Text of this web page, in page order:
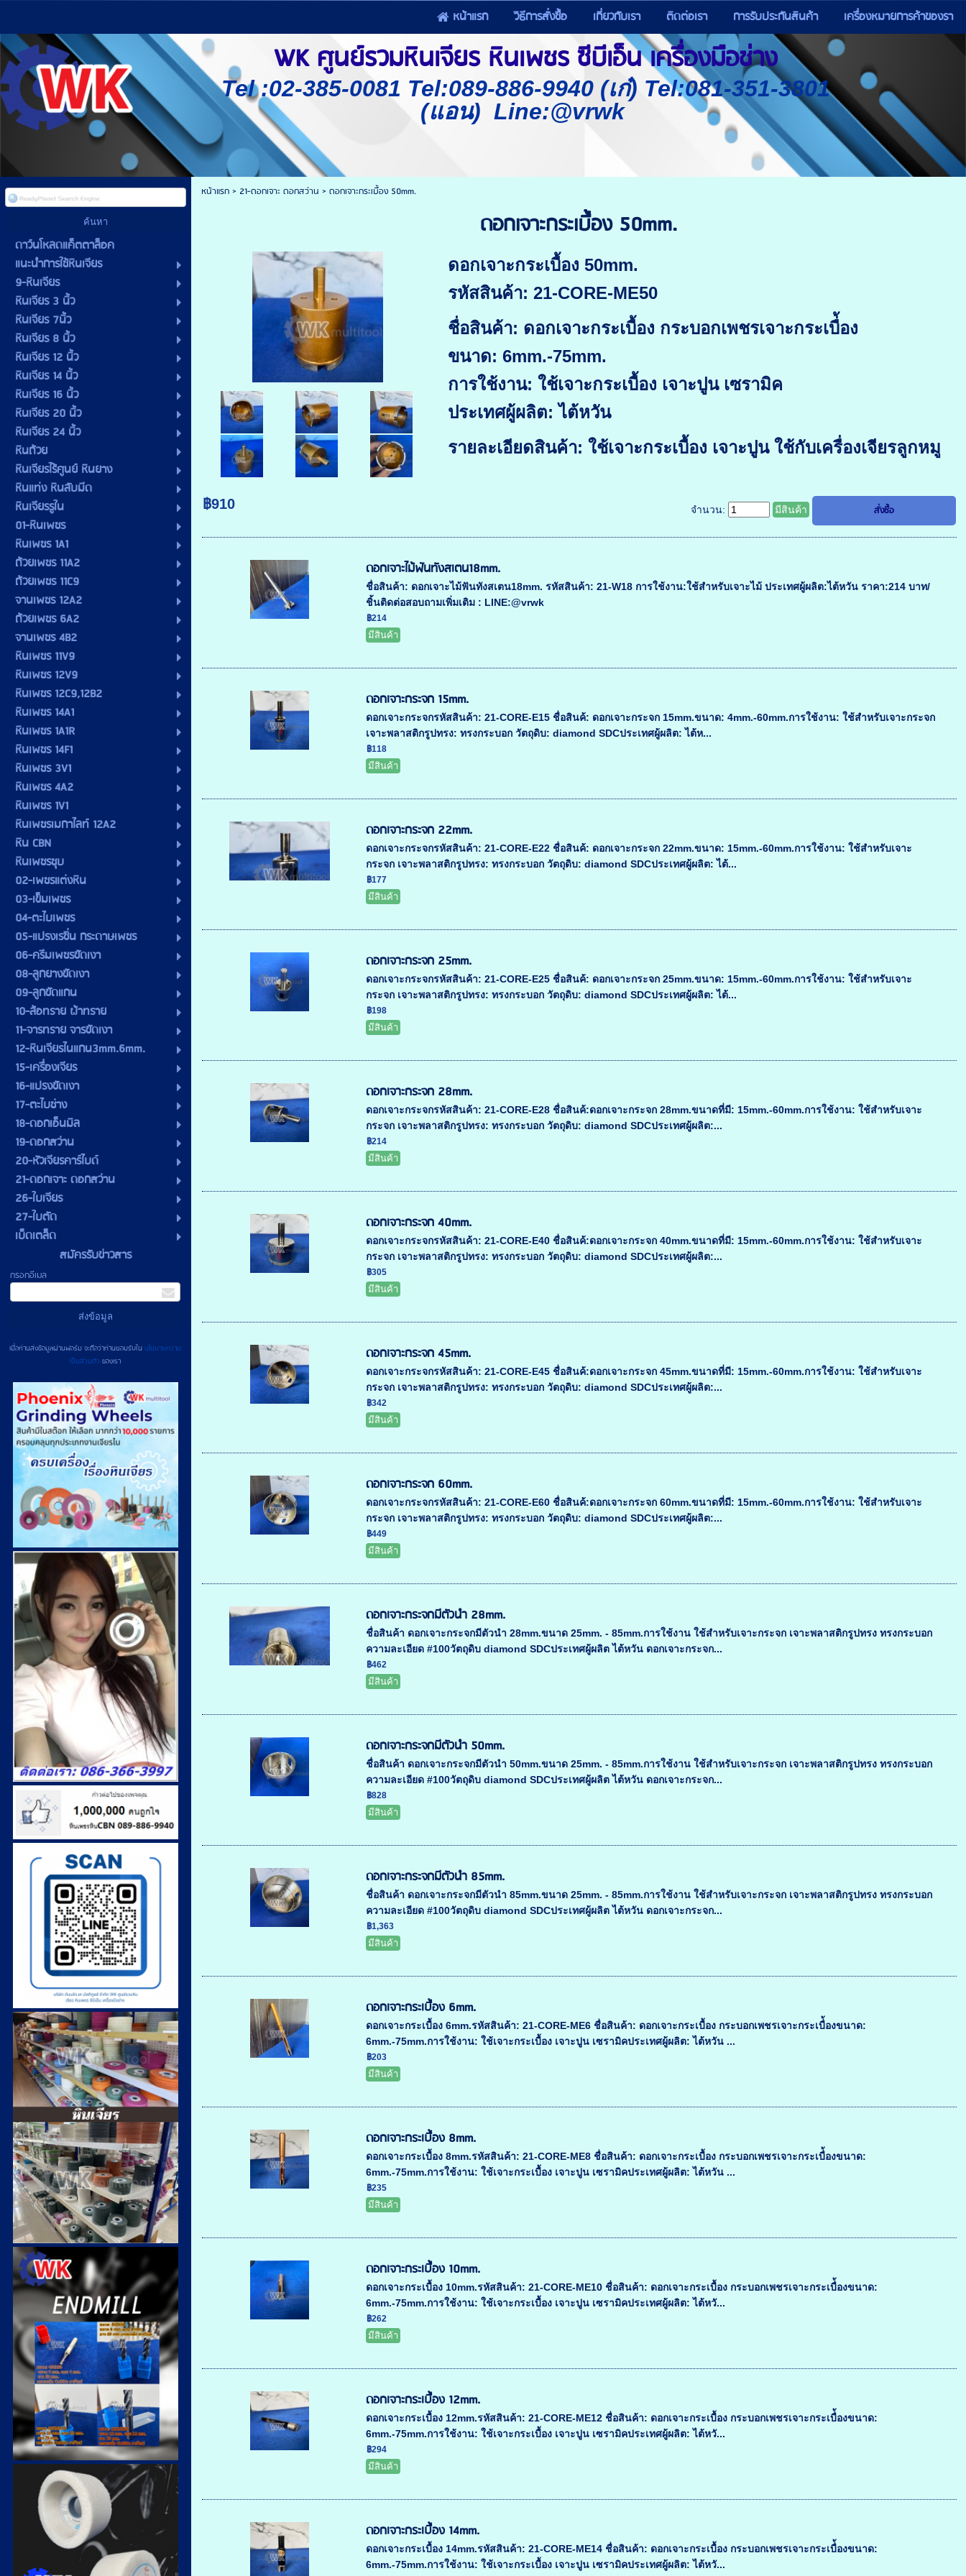
หน้าแรก วิธีการสั่งซื้อ เกี่ยวกับเรา ติดต่อเรา การรับประกันสินค้า เครื่องหมายการค้าของรา
WK ศูนย์รวมหินเจียร หินเพชร ซีบีเอ็น เครื่องมือช่าง
Tel :02-385-0081 Tel:089-886-9940 (เก๋) Tel:081-351-3801
(แอน) Line:@vrwk
ดาว์นโหลดแค็ตตาล็อค
แนะนำการใช้หินเจียร
9-หินเจียร
หินเจียร 3 นิ้ว
หินเจียร 7นิ้ว
หินเจียร 8 นิ้ว
หินเจียร 12 นิ้ว
หินเจียร 14 นิ้ว
หินเจียร 16 นิ้ว
หินเจียร 20 นิ้ว
หินเจียร 24 นิ้ว
หินถ้วย
หินเจียรไร้ศูนย์ หินยาง
หินแท่ง หินลับมีด
หินเจียรรูใน
01-หินเพชร
หินเพชร 1A1
ถ้วยเพชร 11A2
ถ้วยเพชร 11C9
จานเพชร 12A2
ถ้วยเพชร 6A2
จานเพชร 4B2
หินเพชร 11V9
หินเพชร 12V9
หินเพชร 12C9,12B2
หินเพชร 14A1
หินเพชร 1A1R
หินเพชร 14F1
หินเพชร 3V1
หินเพชร 4A2
หินเพชร 1V1
หินเพชรเมกาไลท์ 12A2
หิน CBN
หินเพชรชุบ
02-เพชรแต่งหิน
03-เข็มเพชร
04-ตะไบเพชร
05-แปรงเรซิ่น กระดาษเพชร
06-ครีมเพชรขัดเงา
08-ลูกยางขัดเงา
09-ลูกขัดแกน
10-ล้อทราย ผ้าทราย
11-จารทราย จารขัดเงา
12-หินเจียรไนแกน3mm.6mm.
15-เครื่องเจียร
16-แปรงขัดเงา
17-ตะไบช่าง
18-ดอกเอ็นมิล
19-ดอกสว่าน
20-หัวเจียรคาร์ไบด์
21-ดอกเจาะ ดอกสว่าน
26-ใบเจียร
27-ใบตัด
เบ็ดเตล็ด
สมัครรับข่าวสาร
กรอกอีเมล
เมื่อท่านส่งข้อมูลผ่านฟอร์ม จะถือว่าท่านยอมรับในนโยบายความ
เป็นส่วนตัวของเรา
หน้าแรก> 21-ดอกเจาะ ดอกสว่าน > ดอกเจาะกระเบื้อง 50mm.
ดอกเจาะกระเบื้อง 50mm.
ดอกเจาะกระเบื้อง 50mm.
รหัสสินค้า: 21-CORE-ME50
ชื่อสินค้า: ดอกเจาะกระเบื้อง กระบอกเพชรเจาะกระเบื่้อง
ขนาด: 6mm.-75mm.
การใช้งาน: ใช้เจาะกระเบื้อง เจาะปูน เซรามิค
ประเทศผู้ผลิต: ไต้หวัน
รายละเอียดสินค้า: ใช้เจาะกระเบื้อง เจาะปูน ใช้กับเครื่องเจียรลูกหมู
฿910 จำนวน: มีสินค้า
ดอกเจาะไม้ฟันทังสเตน18mm.
ชื่อสินค้า: ดอกเจาะไม้ฟันทังสเตน18mm. รหัสสินค้า: 21-W18 การใช้งาน:ใช้สำหรับเจาะไม้ ประเทศผู้ผลิต:ไต้หวัน ราคา:214 บาท/
ชิ้นติดต่อสอบถามเพิ่มเติม : LINE:@vrwk
฿214
มีสินค้า
ดอกเจาะกระจก 15mm.
ดอกเจาะกระจกรหัสสินค้า: 21-CORE-E15 ชื่อสินค้: ดอกเจาะกระจก 15mm.ขนาด: 4mm.-60mm.การใช้งาน: ใช้สำหรับเจาะกระจก
เจาะพลาสติกรูปทรง: ทรงกระบอก วัตถุดิบ: diamond SDCประเทศผู้ผลิต: ไต้ห...
฿118
มีสินค้า
ดอกเจาะกระจก 22mm.
ดอกเจาะกระจกรหัสสินค้า: 21-CORE-E22 ชื่อสินค้: ดอกเจาะกระจก 22mm.ขนาด: 15mm.-60mm.การใช้งาน: ใช้สำหรับเจาะ
กระจก เจาะพลาสติกรูปทรง: ทรงกระบอก วัตถุดิบ: diamond SDCประเทศผู้ผลิต: ไต้...
฿177
มีสินค้า
ดอกเจาะกระจก 25mm.
ดอกเจาะกระจกรหัสสินค้า: 21-CORE-E25 ชื่อสินค้: ดอกเจาะกระจก 25mm.ขนาด: 15mm.-60mm.การใช้งาน: ใช้สำหรับเจาะ
กระจก เจาะพลาสติกรูปทรง: ทรงกระบอก วัตถุดิบ: diamond SDCประเทศผู้ผลิต: ไต้...
฿198
มีสินค้า
ดอกเจาะกระจก 28mm.
ดอกเจาะกระจกรหัสสินค้า: 21-CORE-E28 ชื่อสินค้:ดอกเจาะกระจก 28mm.ขนาดที่มี: 15mm.-60mm.การใช้งาน: ใช้สำหรับเจาะ
กระจก เจาะพลาสติกรูปทรง: ทรงกระบอก วัตถุดิบ: diamond SDCประเทศผู้ผลิต:...
฿214
มีสินค้า
ดอกเจาะกระจก 40mm.
ดอกเจาะกระจกรหัสสินค้า: 21-CORE-E40 ชื่อสินค้:ดอกเจาะกระจก 40mm.ขนาดที่มี: 15mm.-60mm.การใช้งาน: ใช้สำหรับเจาะ
กระจก เจาะพลาสติกรูปทรง: ทรงกระบอก วัตถุดิบ: diamond SDCประเทศผู้ผลิต:...
฿305
มีสินค้า
ดอกเจาะกระจก 45mm.
ดอกเจาะกระจกรหัสสินค้า: 21-CORE-E45 ชื่อสินค้:ดอกเจาะกระจก 45mm.ขนาดที่มี: 15mm.-60mm.การใช้งาน: ใช้สำหรับเจาะ
กระจก เจาะพลาสติกรูปทรง: ทรงกระบอก วัตถุดิบ: diamond SDCประเทศผู้ผลิต:...
฿342
มีสินค้า
ดอกเจาะกระจก 60mm.
ดอกเจาะกระจกรหัสสินค้า: 21-CORE-E60 ชื่อสินค้:ดอกเจาะกระจก 60mm.ขนาดที่มี: 15mm.-60mm.การใช้งาน: ใช้สำหรับเจาะ
กระจก เจาะพลาสติกรูปทรง: ทรงกระบอก วัตถุดิบ: diamond SDCประเทศผู้ผลิต:...
฿449
มีสินค้า
ดอกเจาะกระจกมีตัวนำ 28mm.
ชื่อสินค้า ดอกเจาะกระจกมีตัวนำ 28mm.ขนาด 25mm. - 85mm.การใช้งาน ใช้สำหรับเจาะกระจก เจาะพลาสติกรูปทรง ทรงกระบอก
ความละเอียด #100วัตถุดิบ diamond SDCประเทศผู้ผลิต ไต้หวัน ดอกเจาะกระจก...
฿462
มีสินค้า
ดอกเจาะกระจกมีตัวนำ 50mm.
ชื่อสินค้า ดอกเจาะกระจกมีตัวนำ 50mm.ขนาด 25mm. - 85mm.การใช้งาน ใช้สำหรับเจาะกระจก เจาะพลาสติกรูปทรง ทรงกระบอก
ความละเอียด #100วัตถุดิบ diamond SDCประเทศผู้ผลิต ไต้หวัน ดอกเจาะกระจก...
฿828
มีสินค้า
ดอกเจาะกระจกมีตัวนำ 85mm.
ชื่อสินค้า ดอกเจาะกระจกมีตัวนำ 85mm.ขนาด 25mm. - 85mm.การใช้งาน ใช้สำหรับเจาะกระจก เจาะพลาสติกรูปทรง ทรงกระบอก
ความละเอียด #100วัตถุดิบ diamond SDCประเทศผู้ผลิต ไต้หวัน ดอกเจาะกระจก...
฿1,363
มีสินค้า
ดอกเจาะกระเบื้อง 6mm.
ดอกเจาะกระเบื้อง 6mm.รหัสสินค้า: 21-CORE-ME6 ชื่อสินค้า: ดอกเจาะกระเบื้อง กระบอกเพชรเจาะกระเบื่้องขนาด:
6mm.-75mm.การใช้งาน: ใช้เจาะกระเบื้อง เจาะปูน เซรามิคประเทศผู้ผลิต: ไต้หวัน ...
฿203
มีสินค้า
ดอกเจาะกระเบื้อง 8mm.
ดอกเจาะกระเบื้อง 8mm.รหัสสินค้า: 21-CORE-ME8 ชื่อสินค้า: ดอกเจาะกระเบื้อง กระบอกเพชรเจาะกระเบื่้องขนาด:
6mm.-75mm.การใช้งาน: ใช้เจาะกระเบื้อง เจาะปูน เซรามิคประเทศผู้ผลิต: ไต้หวัน ...
฿235
มีสินค้า
ดอกเจาะกระเบื้อง 10mm.
ดอกเจาะกระเบื้อง 10mm.รหัสสินค้า: 21-CORE-ME10 ชื่อสินค้า: ดอกเจาะกระเบื้อง กระบอกเพชรเจาะกระเบื่้องขนาด:
6mm.-75mm.การใช้งาน: ใช้เจาะกระเบื้อง เจาะปูน เซรามิคประเทศผู้ผลิต: ไต้หวั...
฿262
มีสินค้า
ดอกเจาะกระเบื้อง 12mm.
ดอกเจาะกระเบื้อง 12mm.รหัสสินค้า: 21-CORE-ME12 ชื่อสินค้า: ดอกเจาะกระเบื้อง กระบอกเพชรเจาะกระเบื่้องขนาด:
6mm.-75mm.การใช้งาน: ใช้เจาะกระเบื้อง เจาะปูน เซรามิคประเทศผู้ผลิต: ไต้หวั...
฿294
มีสินค้า
ดอกเจาะกระเบื้อง 14mm.
ดอกเจาะกระเบื้อง 14mm.รหัสสินค้า: 21-CORE-ME14 ชื่อสินค้า: ดอกเจาะกระเบื้อง กระบอกเพชรเจาะกระเบื่้องขนาด:
6mm.-75mm.การใช้งาน: ใช้เจาะกระเบื้อง เจาะปูน เซรามิคประเทศผู้ผลิต: ไต้หวั...